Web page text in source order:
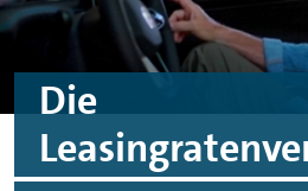
Die